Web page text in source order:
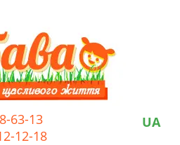
63-13
12-18
UA